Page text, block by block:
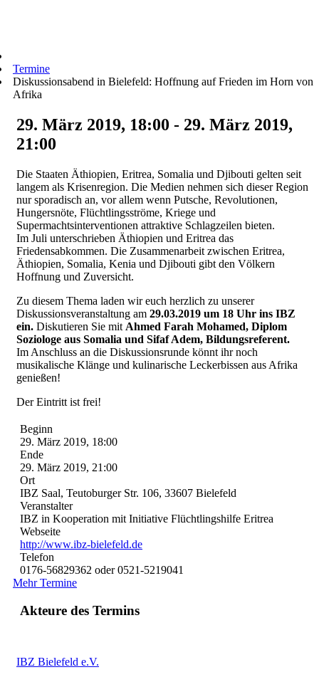
Termine
Diskussionsabend in Bielefeld: Hoffnung auf Frieden im Horn von
Afrika
29. März 2019, 18:00 - 29. März 2019,
21:00
Die Staaten Äthiopien, Eritrea, Somalia und Djibouti gelten seit
langem als Krisenregion. Die Medien nehmen sich dieser Region
nur sporadisch an, vor allem wenn Putsche, Revolutionen,
Hungersnöte, Flüchtlingsströme, Kriege und
Supermachtsinterventionen attraktive Schlagzeilen bieten.
Im Juli unterschrieben Äthiopien und Eritrea das
Friedensabkommen. Die Zusammenarbeit zwischen Eritrea,
Äthiopien, Somalia, Kenia und Djibouti gibt den Völkern
Hoffnung und Zuversicht.
Zu diesem Thema laden wir euch herzlich zu unserer
Diskussionsveranstaltung am 29.03.2019 um 18 Uhr ins IBZ
ein. Diskutieren Sie mit Ahmed Farah Mohamed, Diplom
Soziologe aus Somalia und Sifaf Adem, Bildungsreferent.
Im Anschluss an die Diskussionsrunde könnt ihr noch
musikalische Klänge und kulinarische Leckerbissen aus Afrika
genießen!
Der Eintritt ist frei!
Beginn
29. März 2019, 18:00
Ende
29. März 2019, 21:00
Ort
IBZ Saal, Teutoburger Str. 106, 33607 Bielefeld
Veranstalter
IBZ in Kooperation mit Initiative Flüchtlingshilfe Eritrea
Webseite
http://www.ibz-bielefeld.de
Telefon
0176-56829362 oder 0521-5219041
Mehr Termine
Akteure des Termins
IBZ Bielefeld e.V.